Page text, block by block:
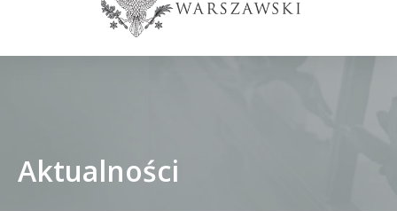
Aktualności